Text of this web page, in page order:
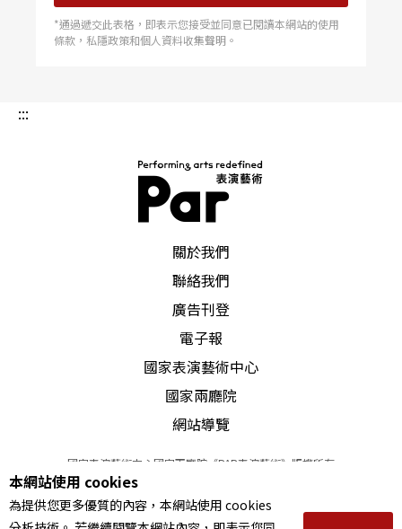
*通過遞交此表格，即表示您接受並同意已閱讀本網站的使用
條款，私隱政策和個人資料收集聲明。
:::
關於我們
聯絡我們
廣告刊登
電子報
國家表演藝術中心
國家兩廳院
網站導覽
國家表演藝術中心國家兩廳院《PAR表演藝術》版權所有
© 2022Performing arts redefined. All Rights Reserved
統一編號 Tax Id number 00973926
本網站使用 cookies
為提供您更多優質的內容，本網站使用 cookies